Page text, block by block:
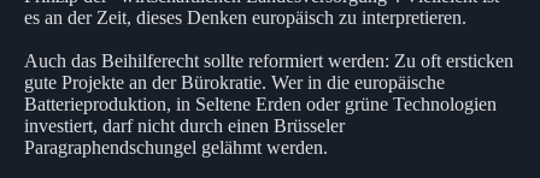
es an der Zeit, dieses Denken europäisch zu interpretieren.
Auch das Beihilferecht sollte reformiert werden: Zu oft ersticken
gute Projekte an der Bürokratie. Wer in die europäische
Batterieproduktion, in Seltene Erden oder grüne Technologien
investiert, darf nicht durch einen Brüsseler
Paragraphendschungel gelähmt werden.